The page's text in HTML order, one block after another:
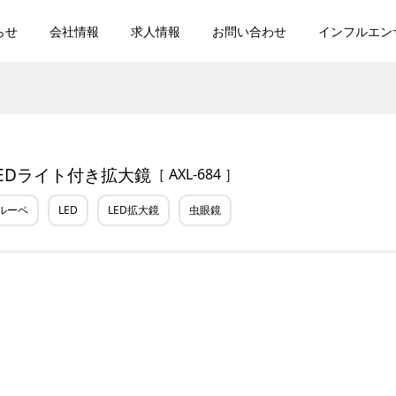
せ 会社情報 求人情報 お問い合わせ インフルエ
ライト付き拡大鏡 ［ AXL-684 ］
ーペ LED LED拡大鏡 虫眼鏡